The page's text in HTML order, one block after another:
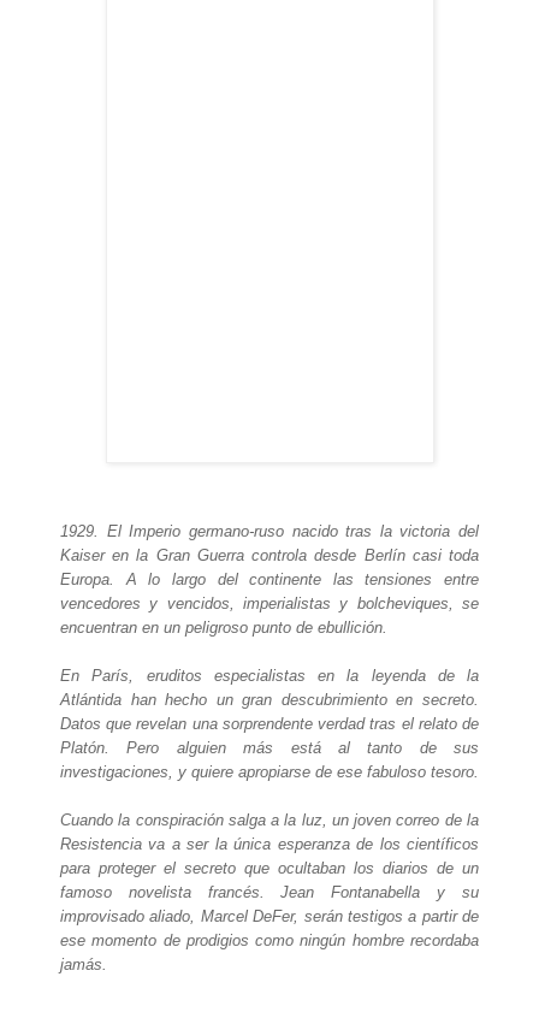
1929. El Imperio germano-ruso nacido tras la victoria del
Kaiser en la Gran Guerra controla desde Berlín casi toda
Europa. A lo largo del continente las tensiones entre
vencedores y vencidos, imperialistas y bolcheviques, se
encuentran en un peligroso punto de ebullición.
En París, eruditos especialistas en la leyenda de la
Atlántida han hecho un gran descubrimiento en secreto.
Datos que revelan una sorprendente verdad tras el relato de
Platón. Pero alguien más está al tanto de sus
investigaciones, y quiere apropiarse de ese fabuloso tesoro.
Cuando la conspiración salga a la luz, un joven correo de la
Resistencia va a ser la única esperanza de los científicos
para proteger el secreto que ocultaban los diarios de un
famoso novelista francés. Jean Fontanabella y su
improvisado aliado, Marcel DeFer, serán testigos a partir de
ese momento de prodigios como ningún hombre recordaba
jamás.